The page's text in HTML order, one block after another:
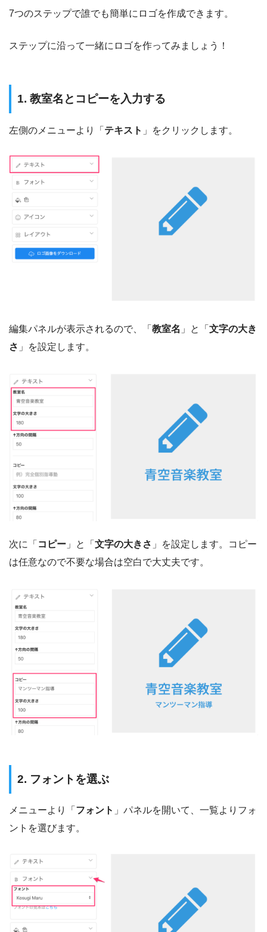
7つのステップで誰でも簡単にロゴを作成できます。
ステップに沿って一緒にロゴを作ってみましょう！
1. 教室名とコピーを入力する
左側のメニューより「 テキスト 」をクリックします。
編集パネルが表示されるので、「 教室名 」と「 文字の大き
さ 」を設定します。
次に「 コピー 」と「 文字の大きさ 」を設定します。コピー
は任意なので不要な場合は空白で大丈夫です。
2. フォントを選ぶ
メニューより「 フォント 」パネルを開いて、一覧よりフォ
ントを選びます。